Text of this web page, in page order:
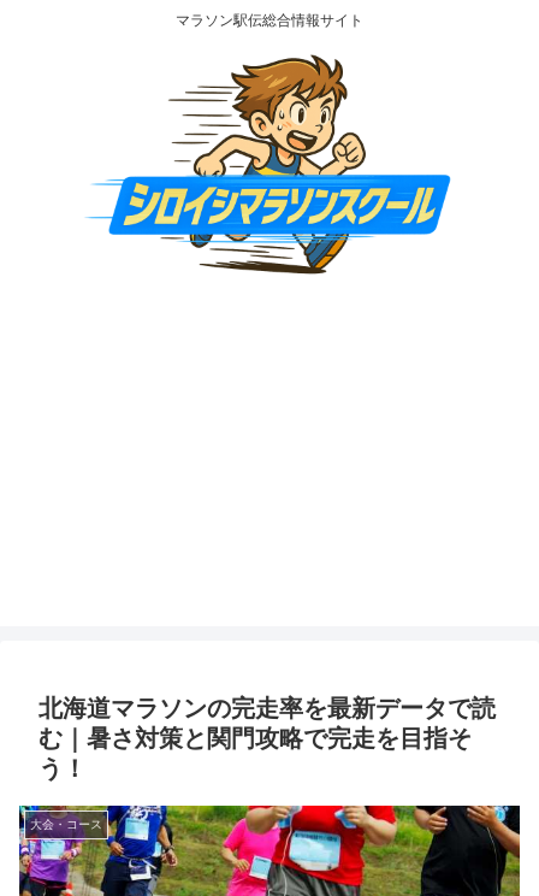
マラソン駅伝総合情報サイト
北海道マラソンの完走率を最新データで読
む｜暑さ対策と関門攻略で完走を目指そ
う！
大会・コース